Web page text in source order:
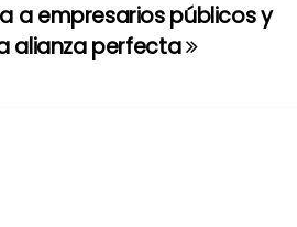
a empresarios públicos y
alianza perfecta